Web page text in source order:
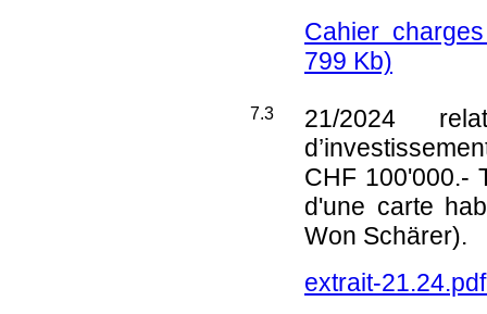
Cahier
799 Kb)
7.3 21/2024
CHF 100'000.-
d'une carte
Won Schärer).
extrait-